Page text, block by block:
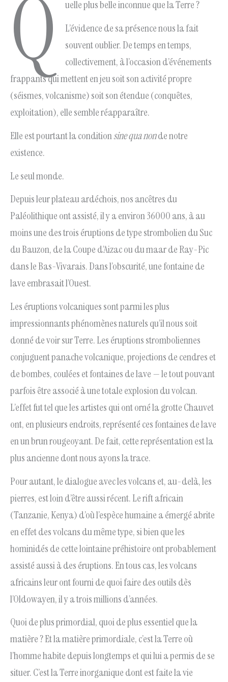
Q
uelle plus belle inconnue que la Terre ?
L’évidence de sa présence nous la fait
souvent oublier. De temps en temps,
collectivement, à l’occasion d’événements
frappants qui mettent en jeu soit son activité propre
(séismes, volcanisme) soit son étendue (conquêtes,
exploitation), elle semble réapparaître.
Elle est pourtant la conditionsine qua nonde notre
existence.
Le seul monde.
Depuis leur plateau ardéchois, nos ancêtres du
Paléolithique ont assisté, il y a environ 36000 ans, à au
moins une des trois éruptions de type strombolien du Suc
du Bauzon, de la Coupe d’Aizac ou du maar de Ray-Pic
dans le Bas-Vivarais. Dans l’obscurité, une fontaine de
lave embrasait l’Ouest.
Les éruptions volcaniques sont parmi les plus
impressionnants phénomènes naturels qu’il nous soit
donné de voir sur Terre. Les éruptions stromboliennes
conjuguent panache volcanique, projections de cendres et
de bombes, coulées et fontaines de lave — le tout pouvant
parfois être associé à une totale explosion du volcan.
L’effet fut tel que les artistes qui ont orné la grotte Chauvet
ont, en plusieurs endroits, représenté ces fontaines de lave
en un brun rougeoyant. De fait, cette représentation est la
plus ancienne dont nous ayons la trace.
Pour autant, le dialogue avec les volcans et, au-delà, les
pierres, est loin d’être aussi récent. Le rift africain
(Tanzanie, Kenya) d’où l’espèce humaine a émergé abrite
en effet des volcans du même type, si bien que les
hominidés de cette lointaine préhistoire ont probablement
assisté aussi à des éruptions. En tous cas, les volcans
africains leur ont fourni de quoi faire des outils dès
l’Oldowayen, il y a trois millions d’années.
Quoi de plus primordial, quoi de plus essentiel que la
matière ? Et la matière primordiale, c’est la Terre où
l’homme habite depuis longtemps et qui lui a permis de se
situer. C’est la Terre inorganique dont est faite la vie